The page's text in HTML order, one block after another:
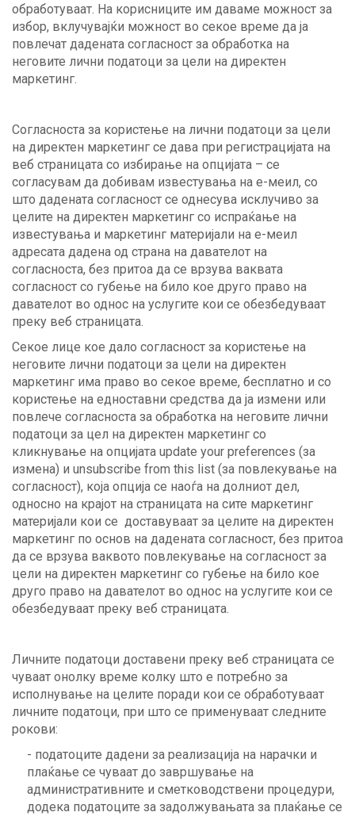
обработуваат. На корисниците им даваме можност за
избор, вклучувајќи можност во секое време да ја
повлечат дадената согласност за обработка на
неговите лични податоци за цели на директен
маркетинг.
Согласноста за користење на лични податоци за цели
на директен маркетинг се дава при регистрацијата на
веб страницата со избирање на опцијата – се
согласувам да добивам известувања на е-меил, со
што дадената согласност се однесува исклучиво за
целите на директен маркетинг со испраќање на
известувања и маркетинг материјали на е-меил
адресата дадена од страна на давателот на
согласноста, без притоа да се врзува ваквата
согласност со губење на било кое друго право на
давателот во однос на услугите кои се обезбедуваат
преку веб страницата.
Секое лице кое дало согласност за користење на
неговите лични податоци за цели на директен
маркетинг има право во секое време, бесплатно и со
користење на едноставни средства да ја измени или
повлече согласноста за обработка на неговите лични
податоци за цел на директен маркетинг со
кликнување на опцијата update your preferences (за
измена) и unsubscribe from this list (за повлекување на
согласност), која опција се наоѓа на долниот дел,
односно на крајот на страницата на сите маркетинг
материјали кои се доставуваат за целите на директен
маркетинг по основ на дадената согласност, без притоа
да се врзува ваквото повлекување на согласност за
цели на директен маркетинг со губење на било кое
друго право на давателот во однос на услугите кои се
обезбедуваат преку веб страницата.
Личните податоци доставени преку веб страницата се
чуваат онолку време колку што е потребно за
исполнување на целите поради кои се обработуваат
личните податоци, при што се применуваат следните
рокови:
- податоците дадени за реализација на нарачки и
плаќање се чуваат до завршување на
административните и сметководствени процедури,
додека податоците за задолжувањата за плаќање се